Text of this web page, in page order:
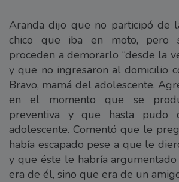
Aranda dijo que no participó de
chico que iba en moto, pero
proceden a demorarlo “desde la
y que no ingresaron al domicilio
Bravo, mamá del adolescente.
en el momento que se
preventiva y que hasta pudo
adolescente. Comentó que le
había escapado pese a que le
y que éste le habría
era de él, sino que era de un